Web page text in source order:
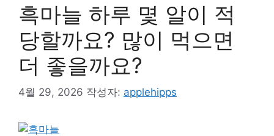
흑마늘 하루 몇 알이 적
당할까요? 많이 먹으면
더 좋을까요?
4월 29, 2026 작성자: applehipps